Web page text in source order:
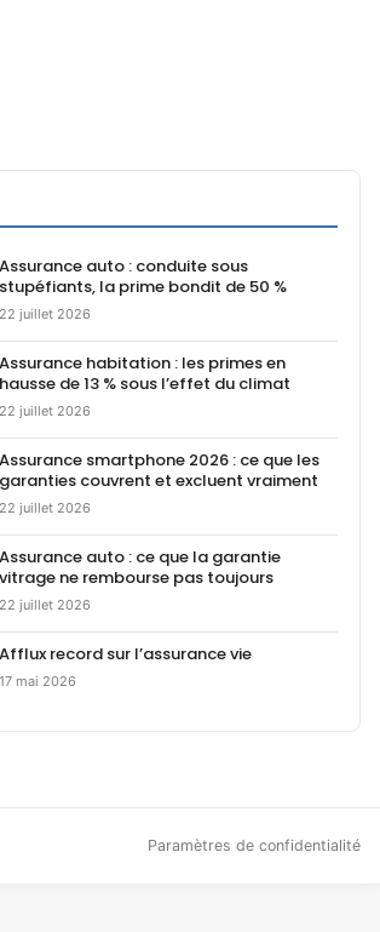
Assurance auto : conduite sous
stupéfiants, la prime bondit de 50 %
22 juillet 2026
Assurance habitation : les primes en
hausse de 13 % sous l’effet du climat
22 juillet 2026
Assurance smartphone 2026 : ce que les
garanties couvrent et excluent vraiment
22 juillet 2026
Assurance auto : ce que la garantie
vitrage ne rembourse pas toujours
22 juillet 2026
Afflux record sur l’assurance vie
17 mai 2026
Paramètres de confidentialité